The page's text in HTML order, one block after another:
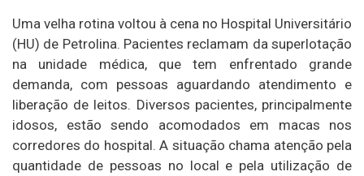
Uma velha rotina voltou à cena no Hospital Universitário
(HU) de Petrolina. Pacientes reclamam da superlotação
na unidade médica, que tem enfrentado grande
demanda, com pessoas aguardando atendimento e
liberação de leitos. Diversos pacientes, principalmente
idosos, estão sendo acomodados em macas nos
corredores do hospital. A situação chama atenção pela
quantidade de pessoas no local e pela utilização de